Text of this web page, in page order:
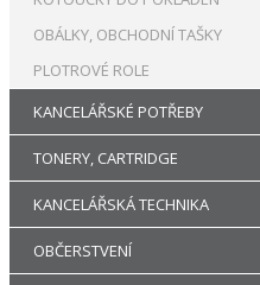
OBÁLKY, OBCHODNÍ TAŠKY
PLOTROVÉ ROLE
KANCELÁŘSKÉ POTŘEBY
TONERY, CARTRIDGE
KANCELÁŘSKÁ TECHNIKA
OBČERSTVENÍ